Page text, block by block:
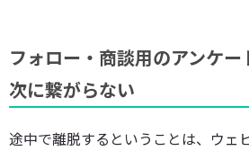
フォロー・商談用のアンケー
次に繋がらない
途中で離脱するということは、ウェ